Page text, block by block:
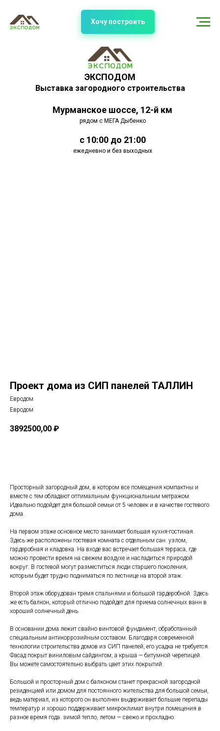
ЭКСПОДОМ
Выставка загородного строительства
Мурманское шоссе, 12-й км
рядом с МЕГА Дыбенко
с 10:00 до 21:00
ежедневно и без выходных
Хочу построить
Проект дома из СИП панелей ТАЛЛИН
Евродом
Евродом
3892500,00 ₽
Просторный загородный дом, в котором все помещения компактны и
вместе с тем обладают оптимальным функциональным метражом.
Идеально подойдет для большой семьи от 5 человек и в качестве гостевого
дома.
На первом этаже основное место занимает большая кухня-гостиная.
Здесь же расположены гостевая комната с отдельным сан. узлом,
гардеробная и кладовка. На входе вас встречает большая терраса, где
можно провести время на свежем воздухе и насладиться природой
вокруг. В гостевой могут разместиться люди старшего поколения,
которым будет трудно подниматься по лестнице на второй этаж.
Второй этаж оборудован тремя спальнями и большой гардеробной. Здесь
же есть балкон, который отлично подойдет для приема солнечных ванн в
хороший солнечный день.
В основании дома лежит свайно винтовой фундамент, обработанный
специальным антикоррозийным составом. Благодаря современной
технологии строительства домов из СИП панелей, его усадка не требуется.
Фасад покрыт виниловым сайдингом, а крыша — битумной черепицей.
Вы можете самостоятельно выбрать цвет этих покрытий.
Большой и просторный дом с балконом станет прекрасной загородной
резиденцией или домом для постоянного жительства для большой семьи,
ведь материал, из которого он выполнен выдерживает большие перепады
температур и хорошо поддерживает микроклимат внутри помещения в
разное время года: зимой тепло, летом — свежо и прохладно.